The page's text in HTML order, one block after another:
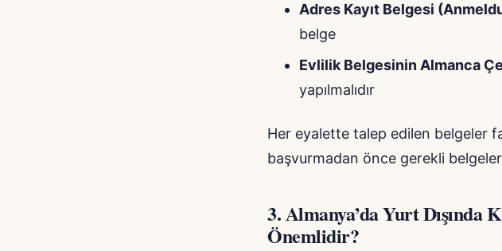
Adres Kayıt Belgesi
belge
Evlilik Belgesinin Almanca
yapılmalıdır
Her eyalette talep edilen belgeler
başvurmadan önce gerekli
3.Almanya’da Yurt Dışında
Önemlidir?